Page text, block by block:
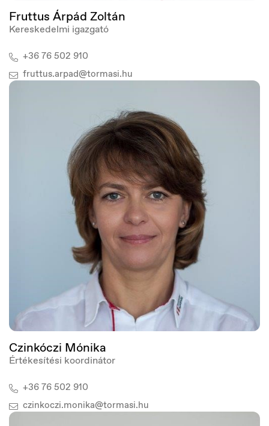
España
Español
Fruttus Árpád Zoltán
Kereskedelmi igazgató
+36 76 502 910
fruttus.arpad@tormasi.hu
Czinkóczi Mónika
Értékesítési koordinátor
+36 76 502 910
czinkoczi.monika@tormasi.hu